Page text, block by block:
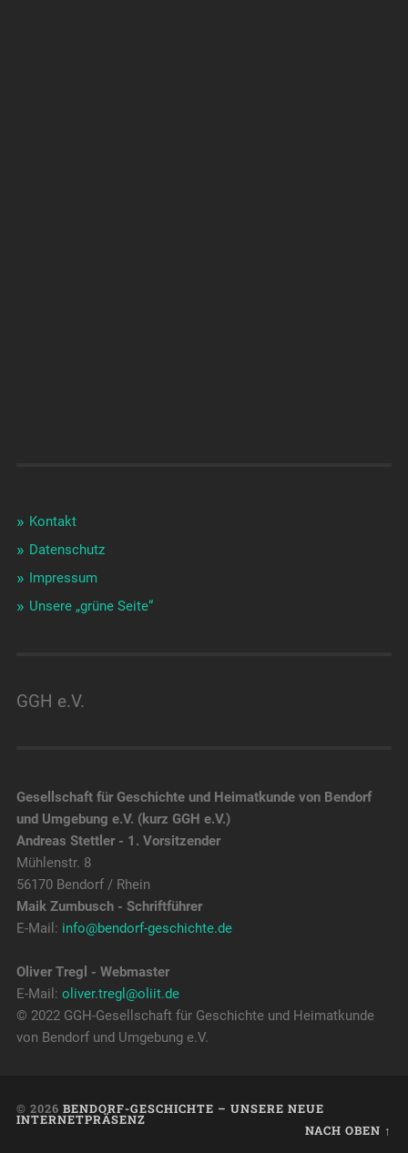
Kontakt
Datenschutz
Impressum
Unsere „grüne Seite“
GGH e.V.
Gesellschaft für Geschichte und Heimatkunde von Bendorf
und Umgebung e.V. (kurz GGH e.V.)
Andreas Stettler - 1. Vorsitzender
Mühlenstr. 8
56170 Bendorf / Rhein
Maik Zumbusch - Schriftführer
E-Mail: info@bendorf-geschichte.de
Oliver Tregl - Webmaster
E-Mail: oliver.tregl@oliit.de
© 2022 GGH-Gesellschaft für Geschichte und Heimatkunde
von Bendorf und Umgebung e.V.
© 2026 BENDORF-GESCHICHTE – UNSERE NEUE
INTERNETPRÄSENZ
NACH OBEN ↑